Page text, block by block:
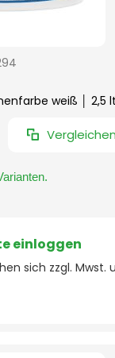
weiß │ 2,5
Vergleichen
einloggen
sich zzgl. Mwst.